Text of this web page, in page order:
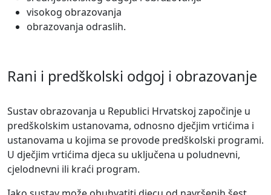
visokog obrazovanja
obrazovanja odraslih.
Rani i predškolski odgoj i obrazovanje
Sustav obrazovanja u Republici Hrvatskoj započinje u
predškolskim ustanovama, odnosno dječjim vrtićima i
ustanovama u kojima se provode predškolski programi.
U dječjim vrtićima djeca su uključena u poludnevni,
cjelodnevni ili kraći program.